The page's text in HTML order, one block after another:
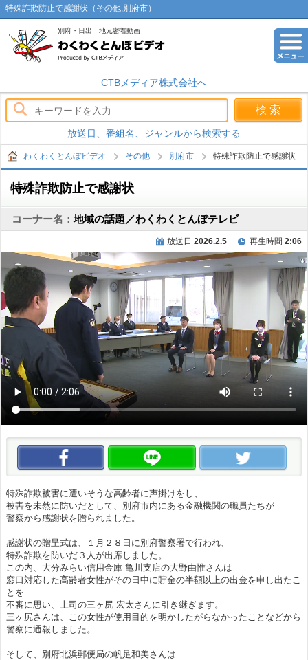
特殊詐欺防止で感謝状（その他,別府市）
別府・日出 地元密着動画
CTBメディア株式会社へ
放送日、番組名、ジャンルから検索する
わくわくとんぼビデオ その他 別府市 特殊詐欺防止で感謝状
特殊詐欺防止で感謝状
コーナー名：地域の話題／わくわくとんぼテレビ
放送日 2026.2.5 再生時間 2:06
この動画をいいね！ この動画をLINEで送る
特殊詐欺被害に遭いそうな高齢者に声掛けをし、
被害を未然に防いだとして、別府市内にある金融機関の職員たちが
警察から感謝状を贈られました。
感謝状の贈呈式は、１月２８日に別府警察署で行われ、
特殊詐欺を防いだ３人が出席しました。
この内、大分みらい信用金庫 亀川支店の大野由惟さんは
窓口対応した高齢者女性がその日中に貯金の半額以上の出金を申し出たこ
とを
不審に思い、上司の三ヶ尻 宏太さんに引き継ぎます。
三ヶ尻さんは、この女性が使用目的を明かしたがらなかったことなどから
警察に通報しました。
そして、別府北浜郵便局の帆足和美さんは